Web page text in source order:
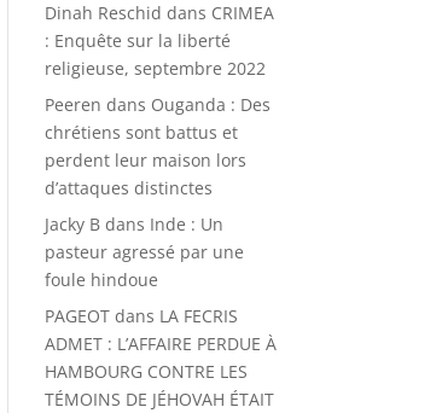
Dinah Reschid dans CRIMEA
: Enquête sur la liberté
religieuse, septembre 2022
Peeren dans Ouganda : Des
chrétiens sont battus et
perdent leur maison lors
d’attaques distinctes
Jacky B dans Inde : Un
pasteur agressé par une
foule hindoue
PAGEOT dans LA FECRIS
ADMET : L’AFFAIRE PERDUE À
HAMBOURG CONTRE LES
TÉMOINS DE JÉHOVAH ÉTAIT